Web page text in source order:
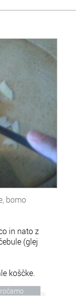
bomo
in nato z
(glej
koščke.